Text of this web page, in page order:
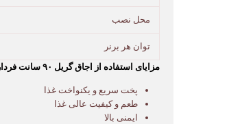
محل نصب
توان هر برنر
مزایای استفاده از اجاق گریل ۹۰ سانت فردار با شلف آریا:
پخت سریع و یکنواخت غذا
طعم و کیفیت عالی غذا
ایمنی بالا